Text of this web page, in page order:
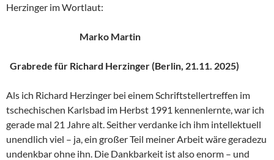
Herzinger im Wortlaut:
Marko Martin
Grabrede für Richard Herzinger (Berlin, 21.11. 2025)
Als ich Richard Herzinger bei einem Schriftstellertreffen im
tschechischen Karlsbad im Herbst 1991 kennenlernte, war ich
gerade mal 21 Jahre alt. Seither verdanke ich ihm intellektuell
unendlich viel – ja, ein großer Teil meiner Arbeit wäre geradezu
undenkbar ohne ihn. Die Dankbarkeit ist also enorm – und